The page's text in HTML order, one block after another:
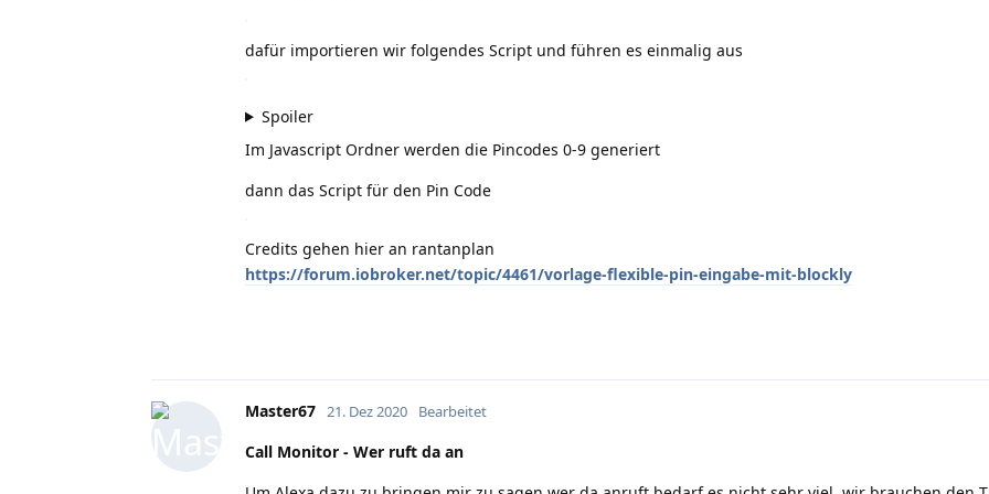
dafür importieren wir folgendes Script und führen es einmalig aus
Spoiler
Im Javascript Ordner werden die Pincodes 0-9 generiert
dann das Script für den Pin Code
Credits gehen hier an rantanplan
https://forum.iobroker.net/topic/4461/vorlage-flexible-pin-eingabe-mit-blockly
Master67 21. Dez 2020 Bearbeitet
Call Monitor - Wer ruft da an